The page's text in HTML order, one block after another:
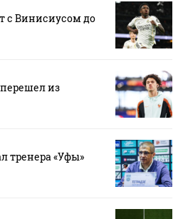
с Винисиусом до
из
тренера «Уфы»